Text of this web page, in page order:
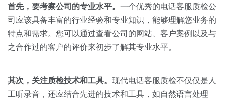
按角色
销售人员
按业务场景
白皮书
销售会话智能
首先，要考察公司的专业水平。 一个优秀的电话客服质检公
司应该具备丰富的行业经验和专业知识，能够理解您业务的
特点和需求。您可以通过查看公司的网站、客户案例以及与
之合作过的客户的评价来初步了解其专业水平。
其次，关注质检技术和工具。 现代电话客服质检不仅仅是人
工听录音，还应结合先进的技术和工具，如自然语言处理